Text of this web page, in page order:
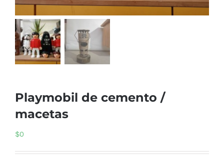
Playmobil de cemento /
macetas
$0